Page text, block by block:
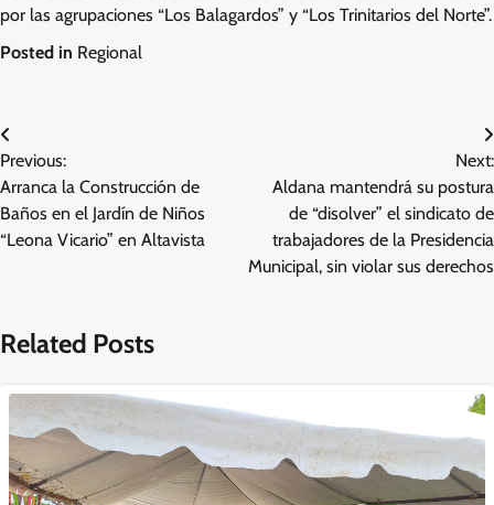
por las agrupaciones “Los Balagardos” y “Los Trinitarios del Norte”.
Posted in Regional
Navegación
de
entradas
Previous:
Arranca la Construcción de
Baños en el Jardín de Niños
“Leona Vicario” en Altavista
Next:
Aldana mantendrá su postura
de “disolver” el sindicato de
trabajadores de la Presidencia
Municipal, sin violar sus derechos
Related Posts